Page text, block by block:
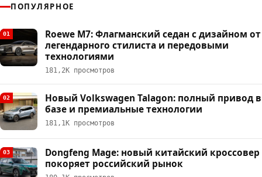
ПОПУЛЯРНОЕ
01
Roewe M7: Флагманский седан с дизайном от
легендарного стилиста и передовыми
технологиями
181,2К просмотров
02
Новый Volkswagen Talagon: полный привод в
базе и премиальные технологии
181,1К просмотров
03
Dongfeng Mage: новый китайский кроссовер
покоряет российский рынок